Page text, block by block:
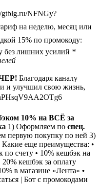
gtblg.ru/NFNGy?
на неделю, месяц или
15% по промокоду:
без лишних усилий *
Благодаря каналу
и улучшил свою жизнь,
10% на ВСЁ за
1) Оформляем по спец.
первую покупку по ней 3)
еще преимущества: •
по счету • 10% кешбэк на
кешбэк за оплату
в магазине «Лента» •
| Бот с промокодами